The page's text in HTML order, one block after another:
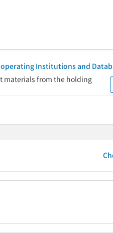
Institutions and
materials from the holding